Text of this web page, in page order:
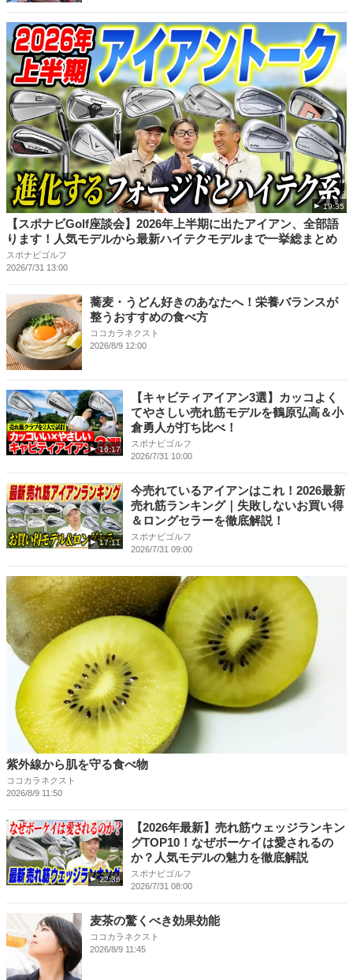
19:35
【スポナビGolf座談会】2026年上半期に出たアイアン、全部語
ります！人気モデルから最新ハイテクモデルまで一挙総まとめ
スポナビゴルフ
2026/7/31 13:00
蕎麦・うどん好きのあなたへ！栄養バランスが
整うおすすめの食べ方
ココカラネクスト
2026/8/9 12:00
16:17
【キャビティアイアン3選】カッコよく
てやさしい売れ筋モデルを鶴原弘高＆小
倉勇人が打ち比べ！
スポナビゴルフ
2026/7/31 10:00
17:11
今売れているアイアンはこれ！2026最新
売れ筋ランキング｜失敗しないお買い得
＆ロングセラーを徹底解説！
スポナビゴルフ
2026/7/31 09:00
紫外線から肌を守る食べ物
ココカラネクスト
2026/8/9 11:50
22:36
【2026年最新】売れ筋ウェッジランキン
グTOP10！なぜボーケイは愛されるの
か？人気モデルの魅力を徹底解説
スポナビゴルフ
2026/7/31 08:00
麦茶の驚くべき効果効能
ココカラネクスト
2026/8/9 11:45